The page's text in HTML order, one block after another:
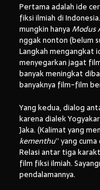
Pertama adalah ide
fiksi ilmiah di
mungkin hanyaModus
nggak nonton (belum
Langkah mengangkat
menyegarkan jagat
banyak meningkat
banyaknya film-film
Yang kedua, dialog
karena dialek
Jaka. (Kalimat yang
kementhu” yang
Relasi antar tiga
film fiksi ilmiah.
pendalamannya.